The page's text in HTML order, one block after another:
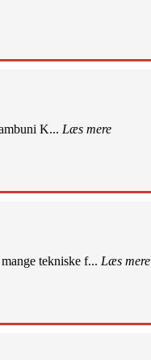
K... Læs mere
tekniske f... Læs mere